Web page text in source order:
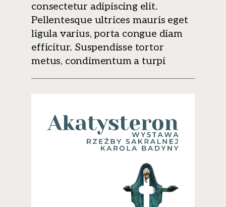
consectetur adipiscing elit.
Pellentesque ultrices mauris eget
ligula varius, porta congue diam
efficitur. Suspendisse tortor
metus, condimentum a turpi